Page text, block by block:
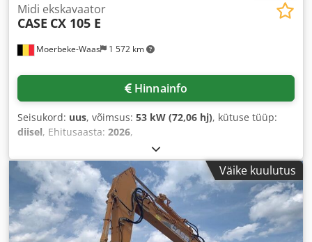
Moerbeke-Waas 1 572 km
Midi ekskavaator
CASE CX 105 E
Hinnainfo
Seisukord: uus, võimsus: 53 kW (72,06 hj), kütuse tüüp:
diisel, Ehitusaasta: 2026,
Väike kuulutus